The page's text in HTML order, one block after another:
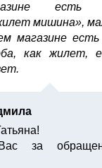
есть
мишина»,
магазине
как жилет,
Вас за